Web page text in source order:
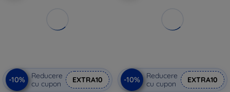
-10%
Reducere
cu cupon
EXTRA10 -10%
Reducere
cu cupon
EXTRA10